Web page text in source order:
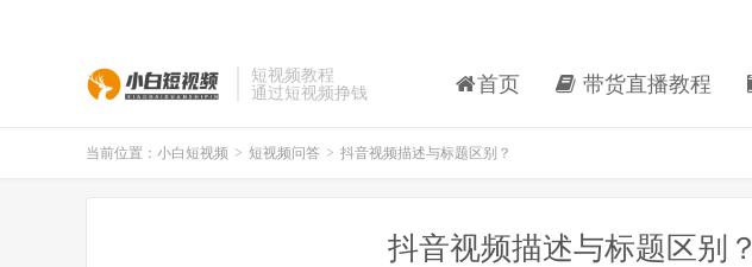
短视频教程
通过短视频挣钱
首页 带货直播教程
当前位置： 小白短视频 > 短视频问答 > 抖音视频描述与标题区别？
抖音视频描述与标题区别？